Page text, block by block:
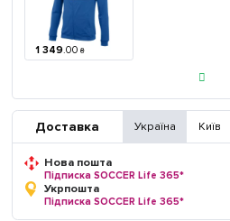
1 349.00 ₴
Доставка Україна Київ
Нова пошта
Підписка SOCCER Life 365*
Укрпошта
Підписка SOCCER Life 365*